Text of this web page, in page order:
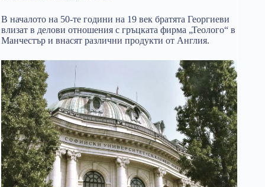
В началото на 50-те години на 19 век братята Георгиеви
влизат в делови отношения с гръцката фирма „Теолого“ в
Манчестър и внасят различни продукти от Англия.